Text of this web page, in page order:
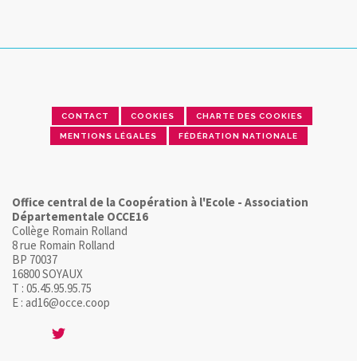
CONTACT COOKIES CHARTE DES COOKIES
MENTIONS LÉGALES FÉDÉRATION NATIONALE
Office central de la Coopération à l'Ecole - Association
Départementale OCCE16
Collège Romain Rolland
8 rue Romain Rolland
BP 70037
16800 SOYAUX
T : 05.45.95.95.75
E : ad16@occe.coop